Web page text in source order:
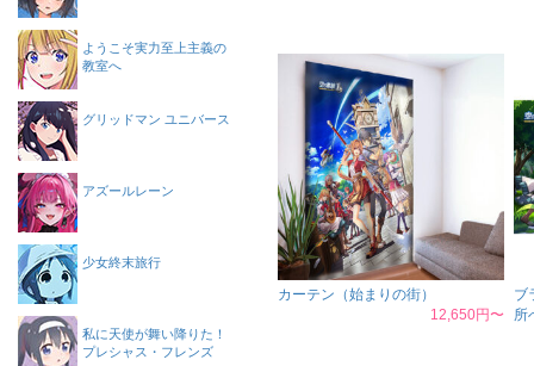
カーテン（始まりの街）
12,650円〜
ブ
所
ようこそ実力至上主義の
教室へ
グリッドマン ユニバース
アズールレーン
少女終末旅行
私に天使が舞い降りた！
プレシャス・フレンズ